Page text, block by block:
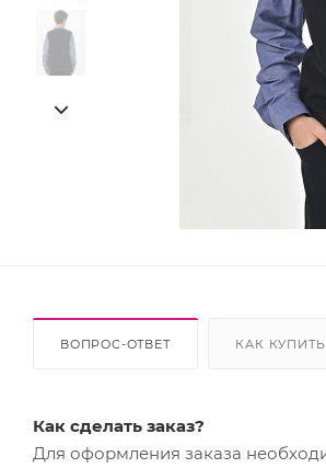
ВОПРОС-ОТВЕТ КАК КУПИТЬ
Как сделать заказ?
Для оформления заказа